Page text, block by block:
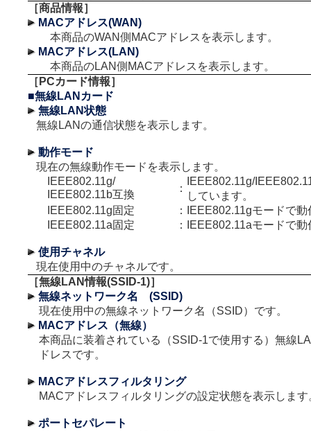
［商品情報］
MACアドレス(WAN)
本商品のWAN側MACアドレスを表示します。
MACアドレス(LAN)
本商品のLAN側MACアドレスを表示します。
［PCカード情報］
■無線LANカード
無線LAN状態
無線LANの通信状態を表示します。
動作モード
現在の無線動作モードを表示します。
IEEE802.11g/
IEEE802.11b互換
：
IEEE802.11g/
しています。
IEEE802.11g固定
：
IEEE802.11gモードで
IEEE802.11a固定
： IEEE802.11aモードで
使用チャネル
現在使用中のチャネルです。
［無線LAN情報(SSID-1)］
無線ネットワーク名 (SSID)
現在使用中の無線ネットワーク名（SSID）です。
MACアドレス（無線）
本商品に装着されている（SSID-1で使用する）無線
ドレスです。
MACアドレスフィルタリング
MACアドレスフィルタリングの設定状態を表示します
ポートセパレート